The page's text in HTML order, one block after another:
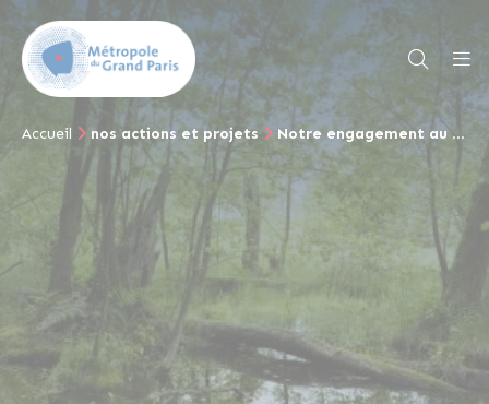
Accueil nos actions et projets Notre engagement au quotidien